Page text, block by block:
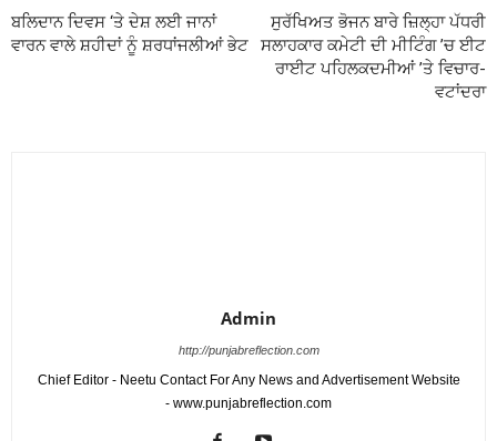
ਬਲਿਦਾਨ ਦਿਵਸ ‘ਤੇ ਦੇਸ਼ ਲਈ ਜਾਨਾਂ
ਵਾਰਨ ਵਾਲੇ ਸ਼ਹੀਦਾਂ ਨੂੰ ਸ਼ਰਧਾਂਜਲੀਆਂ ਭੇਟ
ਸੁਰੱਖਿਅਤ ਭੋਜਨ ਬਾਰੇ ਜ਼ਿਲ੍ਹਾ ਪੱਧਰੀ
ਸਲਾਹਕਾਰ ਕਮੇਟੀ ਦੀ ਮੀਟਿੰਗ ’ਚ ਈਟ
ਰਾਈਟ ਪਹਿਲਕਦਮੀਆਂ ’ਤੇ ਵਿਚਾਰ-
ਵਟਾਂਦਰਾ
Admin
http://punjabreflection.com
Chief Editor - Neetu Contact For Any News and Advertisement Website
- www.punjabreflection.com